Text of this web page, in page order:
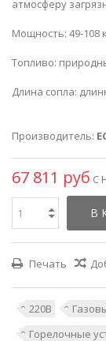
атмосферу
Мощность: 49-108
Топливо:
Длина сопла:
Производитель:
67 811 руб С
В
Печать
220В
Горелочные